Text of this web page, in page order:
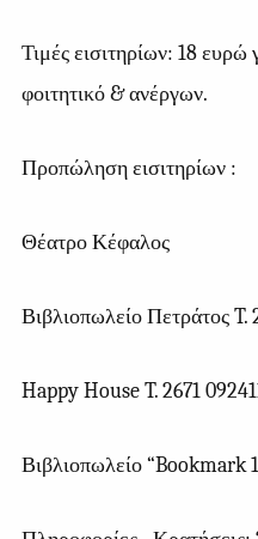
Τιμές εισιτηρίων: 18 ευρώ
φοιτητικό & ανέργων.
Προπώληση εισιτηρίων :
ΘέατροΚέφαλος
ΒιβλιοπωλείοΠετράτοςT.
Happy House T. 2671
Βιβλιοπωλείο “Bookmark